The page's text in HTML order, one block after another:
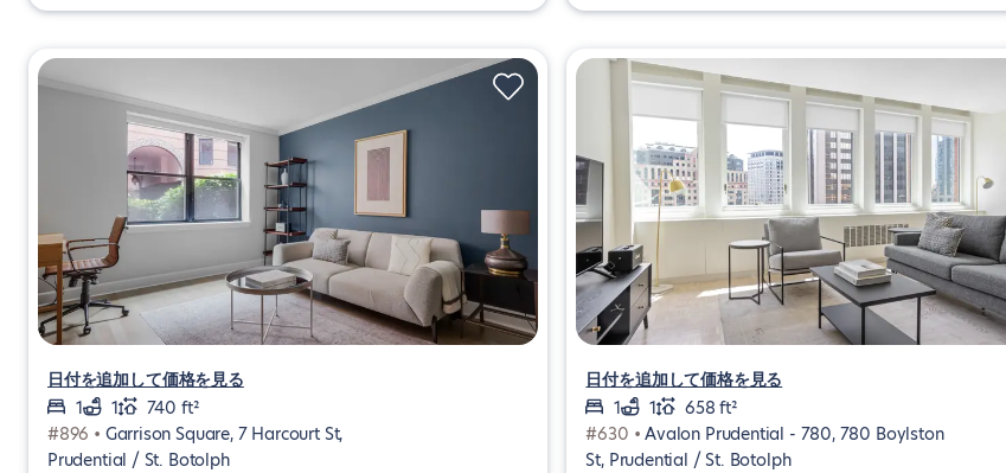
日付を追加して価格を見る
1
1
740 ft²
#896 • Garrison Square, 7 Harcourt St,
Prudential / St. Botolph
日付を追加して価格を見る
1
1
658 ft²
#630 •Avalon Prudential - 780, 780 Boylston
St, Prudential / St. Botolph